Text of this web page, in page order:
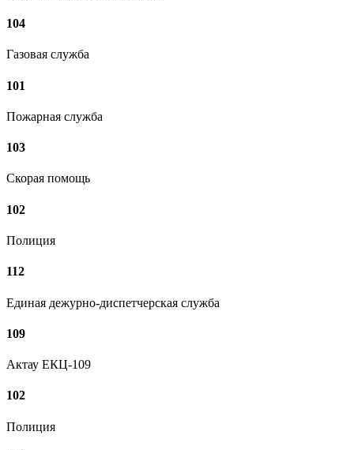
104
Газовая служба
101
Пожарная служба
103
Скорая помощь
102
Полиция
112
Единая дежурно-диспетчерская служба
109
Актау ЕКЦ-109
102
Полиция